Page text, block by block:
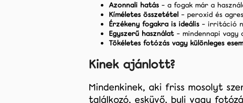
Azonnali hatás – a fogak már a
Kíméletes összetétel – peroxid és
Érzékeny fogakra is ideális – irritáció
Egyszerű használat – mindennapi vagy
Tökéletes fotózás vagy különleges
Kinek ajánlott?
Mindenkinek, aki friss mosolyt
találkozó, esküvő, buli vagy